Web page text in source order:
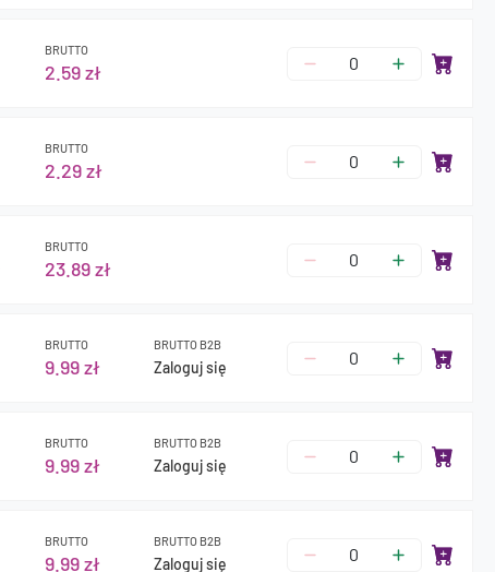
BRUTTO
2.59 zł
BRUTTO
2.29 zł
BRUTTO
23.89 zł
BRUTTO
9.99 zł
BRUTTO B2B
Zaloguj się
BRUTTO
9.99 zł
BRUTTO B2B
Zaloguj się
BRUTTO
9.99 zł
BRUTTO B2B
Zaloguj się